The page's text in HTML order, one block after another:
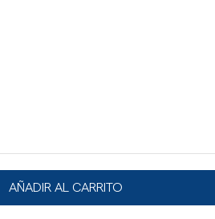
AÑADIR AL CARRITO